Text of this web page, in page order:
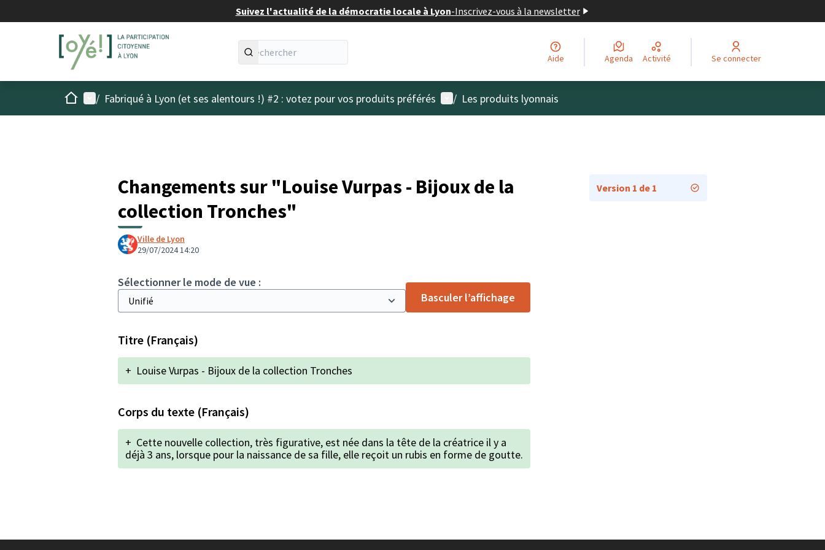
Suivez l'actualité de la démocratie locale à Lyon-Inscrivez-vous à la newsletter
Aide Agenda Activité Se connecter
AccueilMenu principal
/ Fabriqué à Lyon (et ses alentours !) #2 : votez pour vos produits préférés Menu utilisateur
/ Les produits lyonnais
Changements sur "Louise Vurpas - Bijoux de la
collection Tronches"
Ville de Lyon
29/07/2024 14:20
Sélectionner le mode de vue :
Basculer l’affichage
Titre (Français)
+ Louise Vurpas - Bijoux de la collection Tronches
Corps du texte (Français)
+ Cette nouvelle collection, très figurative, est née dans la tête de la créatrice il y a
déjà 3 ans, lorsque pour la naissance de sa fille, elle reçoit un rubis en forme de goutte.
Version 1 de 1